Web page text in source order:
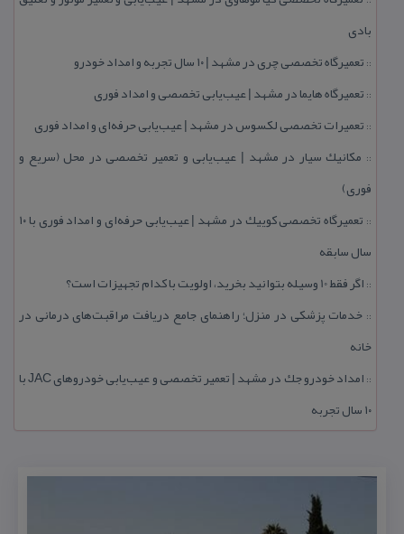
بادی
:: تعمیرگاه تخصصی چری در مشهد | ۱۰ سال تجربه و امداد خودرو
:: تعمیرگاه هایما در مشهد | عیب‌یابی تخصصی و امداد فوری
:: تعمیرات تخصصی لكسوس در مشهد | عیب‌یابی حرفه‌ای و امداد فوری
:: مكانیك سیار در مشهد | عیب‌یابی و تعمیر تخصصی در محل (سریع و
فوری)
::
تعمیرگاه تخصصی كوییك در مشهد | عیب‌یابی حرفه‌ای و امداد فوری با ۱۰
سال سابقه
:: اگر فقط 10 وسیله بتوانید بخرید، اولویت با كدام تجهیزات است؟
:: خدمات پزشكی در منزل؛ راهنمای جامع دریافت مراقبت‌های درمانی در
خانه
::
امداد خودرو جك در مشهد | تعمیر تخصصی و عیب‌یابی خودروهای JAC با
۱۰ سال تجربه